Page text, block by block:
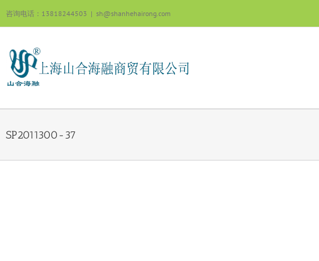
过
内
咨询电话：13818244503 | sh@shanhehairong.com
SP2011300-37